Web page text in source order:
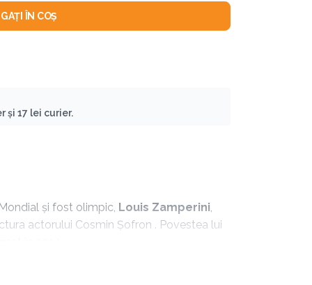
ÎN COȘ
și 17 lei curier.
și fost olimpic, Louis Zamperini
actorului Cosmin Şofron . Povestea lui